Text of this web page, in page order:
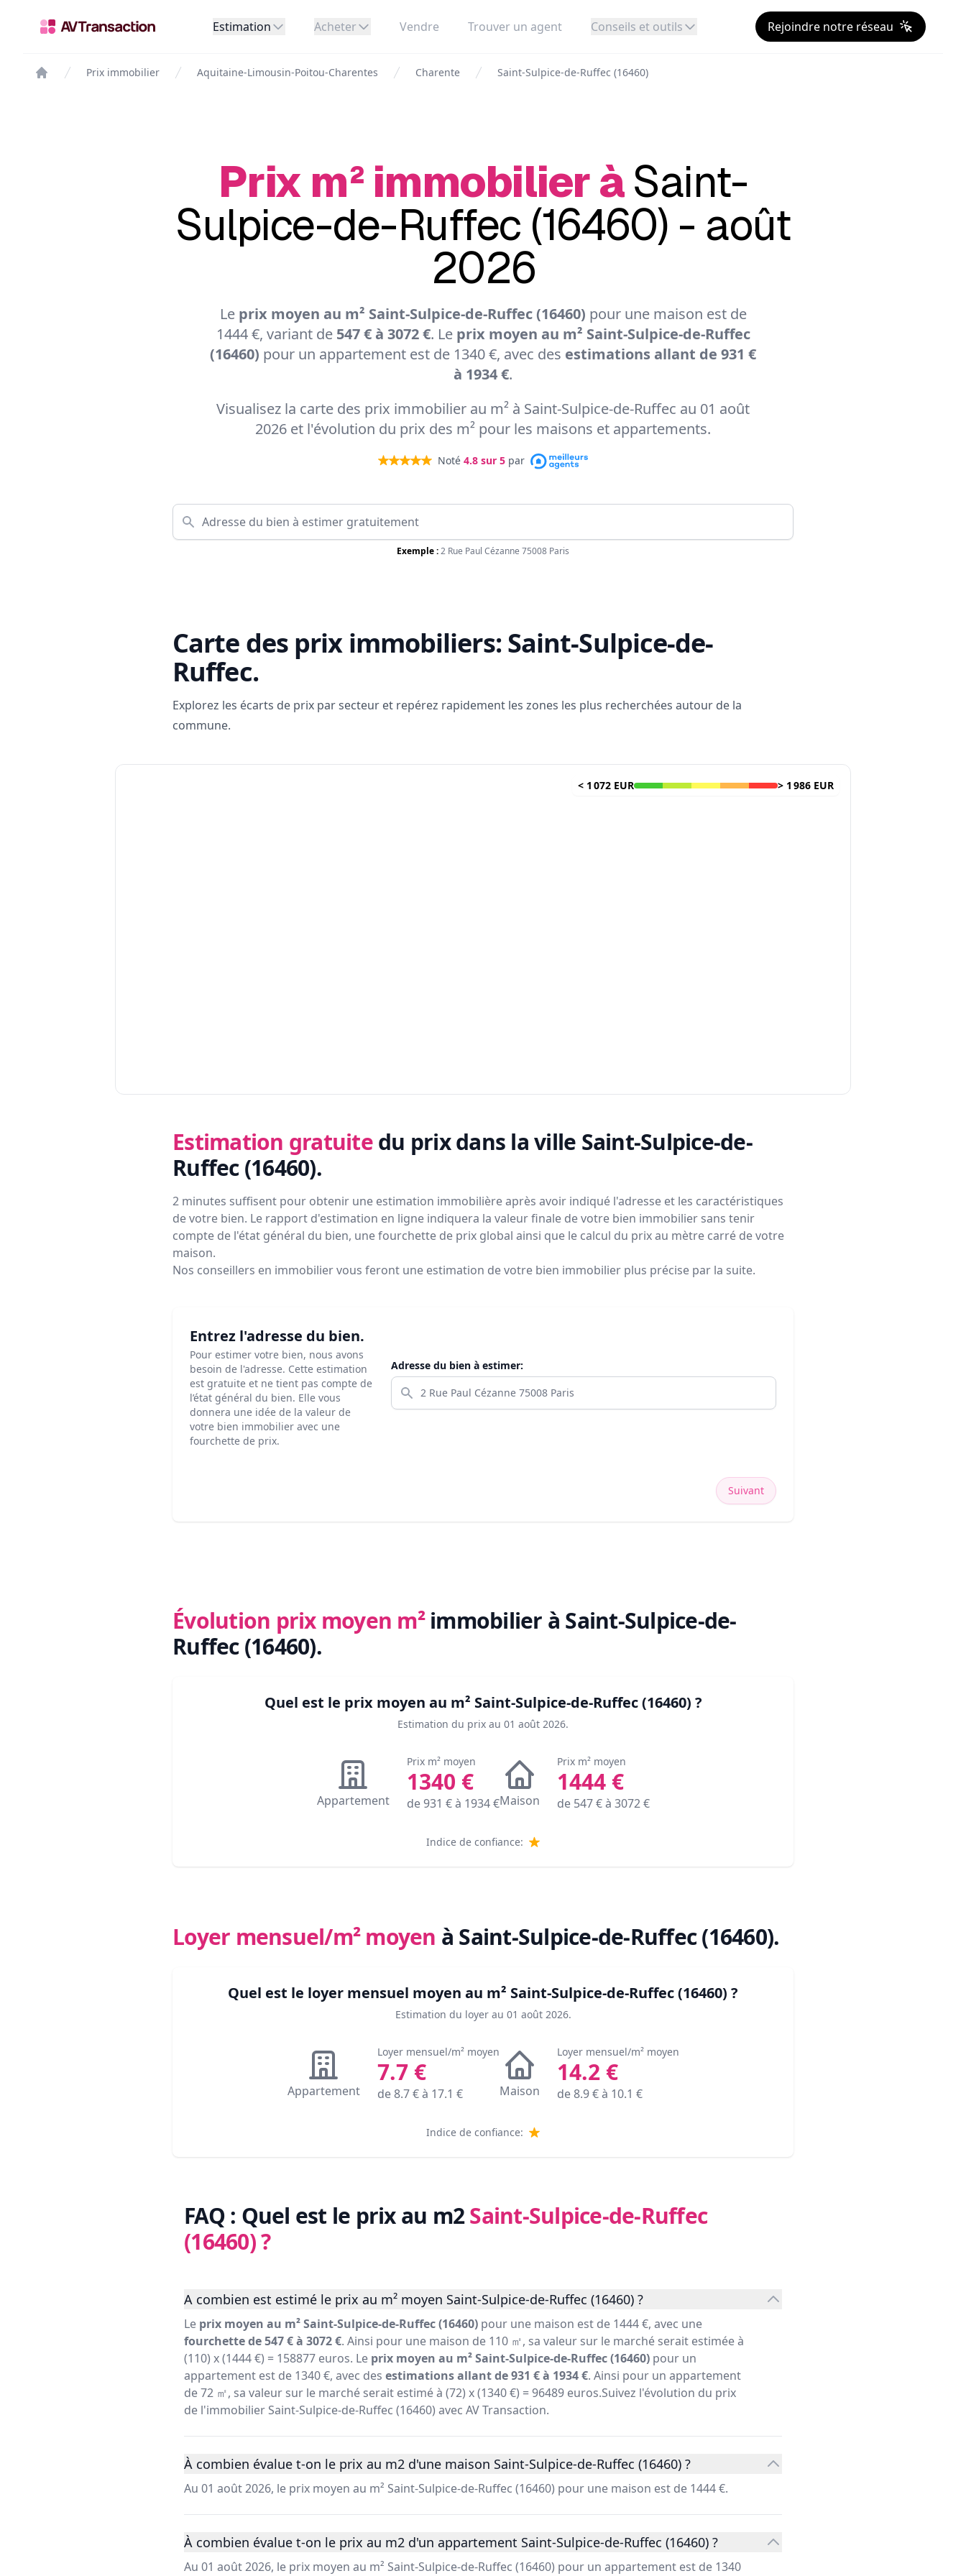
Estimation Acheter Vendre Trouver un agent Conseils et outils Rejoindre notre réseau
Prix immobilier Aquitaine-Limousin-Poitou-Charentes Charente Saint-Sulpice-de-Ruffec (16460)
Prix m² immobilier àSaint-
Sulpice-de-Ruffec (16460) - août
2026
Le prix moyen au m² Saint-Sulpice-de-Ruffec (16460) pour une maison est de
1444 €, variant de 547 € à 3072 €. Le prix moyen au m² Saint-Sulpice-de-Ruffec
(16460) pour un appartement est de 1340 €, avec des estimations allant de 931 €
à 1934 €.
Visualisez la carte des prix immobilier au m² à Saint-Sulpice-de-Ruffec au 01 août
2026 et l'évolution du prix des m² pour les maisons et appartements.
Noté 4.8 sur 5 par
Exemple :2 Rue Paul Cézanne 75008 Paris
Carte des prix immobiliers:Saint-Sulpice-de-
Ruffec.
Explorez les écarts de prix par secteur et repérez rapidement les zones les plus recherchées autour de la
commune.
< 1 072 EUR > 1 986 EUR
Estimation gratuite du prixdans la ville Saint-Sulpice-de-
Ruffec (16460).
2 minutes suffisent pour obtenir une estimation immobilière après avoir indiqué l'adresse et les caractéristiques
de votre bien. Le rapport d'estimation en ligne indiquera la valeur finale de votre bien immobilier sans tenir
compte de l'état général du bien, une fourchette de prix global ainsi que le calcul du prix au mètre carré de votre
maison.
Nos conseillers en immobilier vous feront une estimation de votre bien immobilier plus précise par la suite.
Entrez l'adresse du bien.
Pour estimer votre bien, nous avons
besoin de l'adresse. Cette estimation
est gratuite et ne tient pas compte de
l’état général du bien. Elle vous
donnera une idée de la valeur de
votre bien immobilier avec une
fourchette de prix.
Adresse du bien à estimer:
Suivant
Évolution prix moyen m² immobilier à Saint-Sulpice-de-
Ruffec (16460).
Quel est le prix moyen au m² Saint-Sulpice-de-Ruffec (16460) ?
Estimation du prix au 01 août 2026.
Appartement
Prix m² moyen
1340 €
de931 € à 1934€Maison
Prix m² moyen
1444€
de 547€ à 3072€
Indice de confiance:
Loyer mensuel/m² moyen à Saint-Sulpice-de-Ruffec (16460).
Quel est le loyer mensuel moyen au m² Saint-Sulpice-de-Ruffec (16460) ?
Estimation du loyer au 01 août 2026.
Appartement
Loyer mensuel/m² moyen
7.7€
de8.7€ à 17.1 € Maison
Loyer mensuel/m² moyen
14.2€
de8.9€ à 10.1 €
Indice de confiance:
FAQ : Quel est le prix au m2Saint-Sulpice-de-Ruffec
(16460)?
A combien est estimé le prix au m² moyen Saint-Sulpice-de-Ruffec (16460) ?
Le prix moyen au m² Saint-Sulpice-de-Ruffec (16460) pour une maison est de 1444 €, avec une
fourchette de 547 € à 3072 €. Ainsi pour une maison de 110 ㎡, sa valeur sur le marché serait estimée à
(110) x (1444 €) = 158877 euros. Le prix moyen au m² Saint-Sulpice-de-Ruffec (16460) pour un
appartement est de 1340 €, avec des estimations allant de 931 € à 1934 €. Ainsi pour un appartement
de 72 ㎡, sa valeur sur le marché serait estimé à (72) x (1340 €) = 96489 euros.Suivez l'évolution du prix
de l'immobilier Saint-Sulpice-de-Ruffec (16460) avec AV Transaction.
À combien évalue t-on le prix au m2 d'une maison Saint-Sulpice-de-Ruffec (16460) ?
Au 01 août 2026, le prix moyen au m² Saint-Sulpice-de-Ruffec (16460) pour une maison est de 1444 €.
À combien évalue t-on le prix au m2 d'un appartement Saint-Sulpice-de-Ruffec (16460) ?
Au 01 août 2026, le prix moyen au m² Saint-Sulpice-de-Ruffec (16460) pour un appartement est de 1340